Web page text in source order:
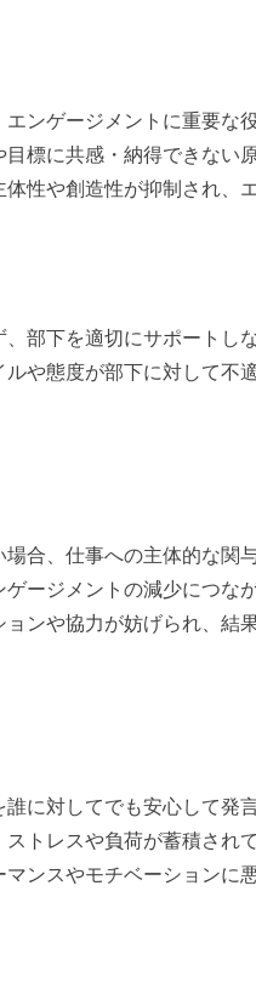
ンゲージメントに重要な
標に共感・納得できない
性や創造性が抑制され、
部下を適切にサポートし
や態度が部下に対して不
合、仕事への主体的な関
ージメントの減少につな
ンや協力が妨げられ、結
に対してでも安心して発
トレスや負荷が蓄積され
ンスやモチベーションに